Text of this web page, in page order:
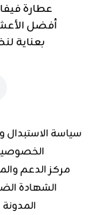
أفضل
بعناية
سياسة الاستبدال
مركز الدعم
الشهادة
المدونة